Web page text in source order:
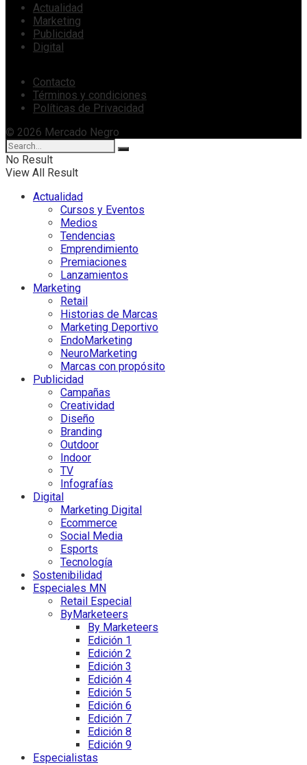
Actualidad
Marketing
Publicidad
Digital
Contacto
Términos y condiciones
Políticas de Privacidad
© 2026 Mercado Negro
No Result
View All Result
Actualidad
Cursos y Eventos
Medios
Tendencias
Emprendimiento
Premiaciones
Lanzamientos
Marketing
Retail
Historias de Marcas
Marketing Deportivo
EndoMarketing
NeuroMarketing
Marcas con propósito
Publicidad
Campañas
Creatividad
Diseño
Branding
Outdoor
Indoor
TV
Infografías
Digital
Marketing Digital
Ecommerce
Social Media
Esports
Tecnología
Sostenibilidad
Especiales MN
Retail Especial
ByMarketeers
By Marketeers
Edición 1
Edición 2
Edición 3
Edición 4
Edición 5
Edición 6
Edición 7
Edición 8
Edición 9
Especialistas